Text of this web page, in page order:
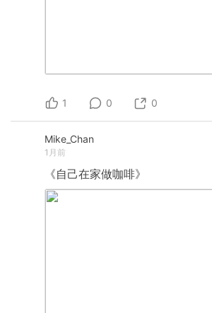
1 0 0
Mike_Chan
1月前
《自己在家做咖啡》